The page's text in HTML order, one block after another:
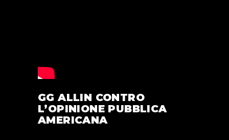
GG ALLIN CONTRO
L’OPINIONE PUBBLICA
AMERICANA